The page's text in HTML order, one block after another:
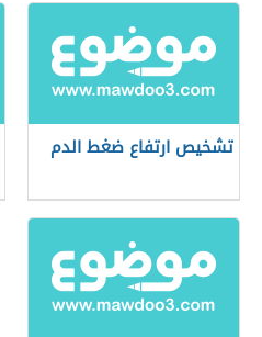
تشخيص ارتفاع ضغط الدم